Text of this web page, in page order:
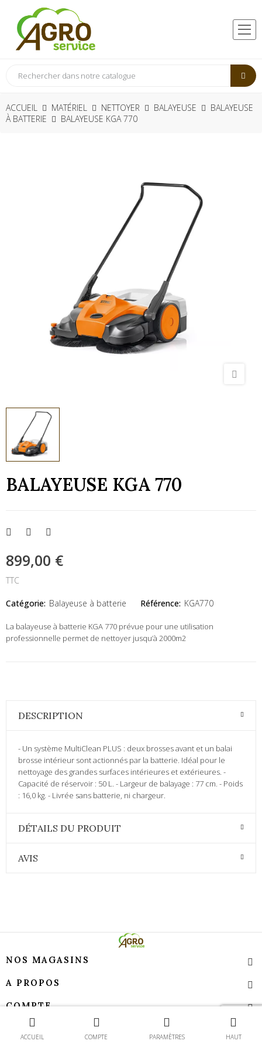
ACCUEIL COMPTE PARAMÈTRES HAUT
ACCUEIL MATÉRIEL NETTOYER BALAYEUSE
BALAYEUSE
À BATTERIE
BALAYEUSE KGA 770
BALAYEUSE KGA 770
899,00 €
TTC
Catégorie: Balayeuse à batterie Référence: KGA770
La balayeuse à batterie KGA 770 prévue pour une utilisation
professionnelle permet de nettoyer jusqu’à 2000m2
DESCRIPTION
- Un système MultiClean PLUS : deux brosses avant et un balai
brosse intérieur sont actionnés par la batterie. Idéal pour le
nettoyage des grandes surfaces intérieures et extérieures. -
Capacité de réservoir : 50 L. - Largeur de balayage : 77 cm. - Poids
: 16,0 kg. - Livrée sans batterie, ni chargeur.
DÉTAILS DU PRODUIT
AVIS
NOS MAGASINS
A PROPOS
COMPTE
TEMPS D’OUVERTURE Contact